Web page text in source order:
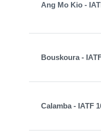
Ang Mo Kio -
Bouskoura -
Calamba - IATF